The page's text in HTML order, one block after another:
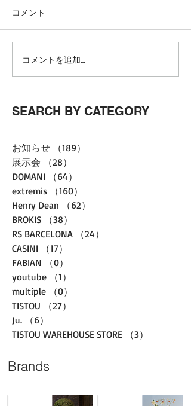
コメント
コメントを追加…
SEARCH BY CATEGORY
お知らせ （189）
展示会
（28）
DOMANI
（64）
extremis
（160）
Henry Dean
（62）
BROKIS
（38）
RS BARCELONA
（24）
CASINI
（17）
FABIAN
（0）
youtube
（1）
multiple
（0）
TISTOU
（27）
Ju.
（6）
TISTOU WAREHOUSE STORE
（3）
Brands